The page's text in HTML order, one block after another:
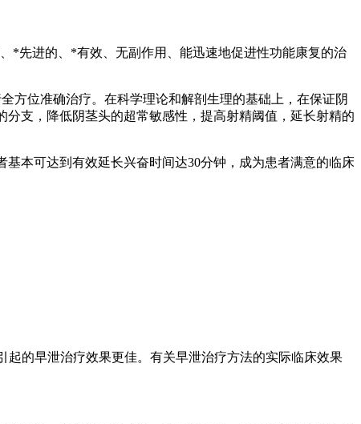
先进的、*有效、无副作用、能迅速地促进性功能康复的治
方位准确治疗。在科学理论和解剖生理的基础上，在保证阴
支，降低阴茎头的超常敏感性，提高射精阈值，延长射精的
本可达到有效延长兴奋时间达30分钟，成为患者满意的临床
的早泄治疗效果更佳。有关早泄治疗方法的实际临床效果